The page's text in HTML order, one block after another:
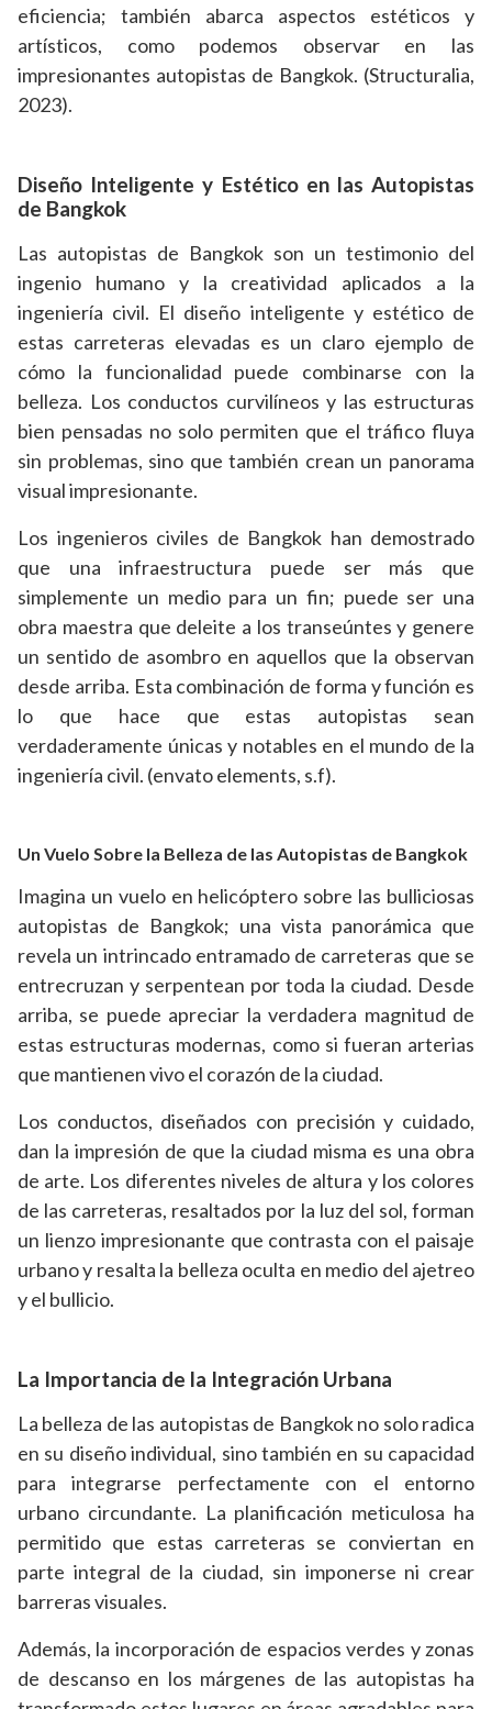
eficiencia; también abarca aspectos estéticos y
artísticos, como podemos observar en las
impresionantes autopistas de Bangkok. (Structuralia,
2023).
Diseño Inteligente y Estético en las Autopistas
de Bangkok
Las autopistas de Bangkok son un testimonio del
ingenio humano y la creatividad aplicados a la
ingeniería civil. El diseño inteligente y estético de
estas carreteras elevadas es un claro ejemplo de
cómo la funcionalidad puede combinarse con la
belleza. Los conductos curvilíneos y las estructuras
bien pensadas no solo permiten que el tráfico fluya
sin problemas, sino que también crean un panorama
visual impresionante.
Los ingenieros civiles de Bangkok han demostrado
que una infraestructura puede ser más que
simplemente un medio para un fin; puede ser una
obra maestra que deleite a los transeúntes y genere
un sentido de asombro en aquellos que la observan
desde arriba. Esta combinación de forma y función es
lo que hace que estas autopistas sean
verdaderamente únicas y notables en el mundo de la
ingeniería civil. (envato elements, s.f).
Un Vuelo Sobre la Belleza de las Autopistas de Bangkok
Imagina un vuelo en helicóptero sobre las bulliciosas
autopistas de Bangkok; una vista panorámica que
revela un intrincado entramado de carreteras que se
entrecruzan y serpentean por toda la ciudad. Desde
arriba, se puede apreciar la verdadera magnitud de
estas estructuras modernas, como si fueran arterias
que mantienen vivo el corazón de la ciudad.
Los conductos, diseñados con precisión y cuidado,
dan la impresión de que la ciudad misma es una obra
de arte. Los diferentes niveles de altura y los colores
de las carreteras, resaltados por la luz del sol, forman
un lienzo impresionante que contrasta con el paisaje
urbano y resalta la belleza oculta en medio del ajetreo
y el bullicio.
La Importancia de la Integración Urbana
La belleza de las autopistas de Bangkok no solo radica
en su diseño individual, sino también en su capacidad
para integrarse perfectamente con el entorno
urbano circundante. La planificación meticulosa ha
permitido que estas carreteras se conviertan en
parte integral de la ciudad, sin imponerse ni crear
barreras visuales.
Además, la incorporación de espacios verdes y zonas
de descanso en los márgenes de las autopistas ha